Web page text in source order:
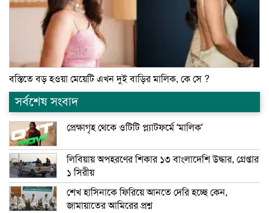
বস্তিতে বড় হওয়া মেয়েটি এখন দুই বাড়ির মালিক, কে সে ?
সর্বশেষ সংবাদ
প্রেক্ষাগৃহ থেকে ওটিটি প্ল্যাটফর্মে ‘মালিক’
লিবিয়ায় অপহরণের শিকার ১৩ বাংলাদেশি উদ্ধার, গ্রেপ্তার
১ সিরীয়
শেখ হাসিনাকে ফিরিয়ে আনতে দেরি হচ্ছে কেন,
জামায়াতের আমিরের প্রশ্ন